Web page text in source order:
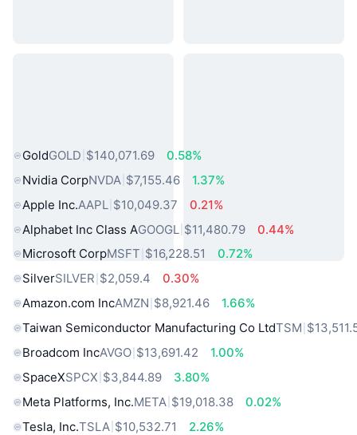
GoldGOLD $140,071.69
0.58%
Nvidia CorpNVDA $7,155.46
1.37%
Apple Inc.AAPL $10,049.37
0.21%
Alphabet Inc Class AGOOGL $11,480.79
0.44%
Microsoft CorpMSFT $16,228.51
0.72%
SilverSILVER $2,059.4
0.30%
Amazon.com IncAMZN $8,921.46
1.66%
Taiwan Semiconductor Manufacturing Co LtdTSM
Broadcom IncAVGO $13,691.42
1.00%
SpaceXSPCX $3,844.89
3.80%
Meta Platforms, Inc.META $19,018.38
0.02%
Tesla, Inc.TSLA $10,532.71
2.26%